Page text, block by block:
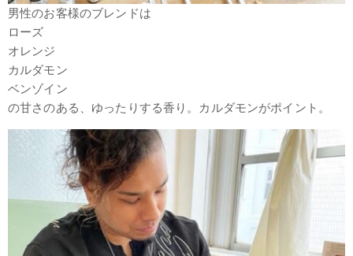
男性のお客様のブレンドは
ローズ
オレンジ
カルダモン
ベンゾイン
の甘さのある、ゆったりする香り。カルダモンがポイント。